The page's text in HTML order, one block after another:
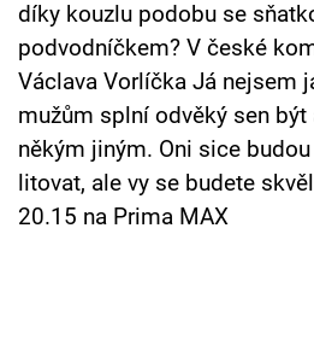
Přihlášení
Sledujte nás
díky kouzlu podobu se
podvodníčkem? V české
Václava Vorlíčka Já nejsem
mužům splní odvěký sen
někým jiným. Oni sice
litovat, ale vy se budete
20.15 na Prima MAX